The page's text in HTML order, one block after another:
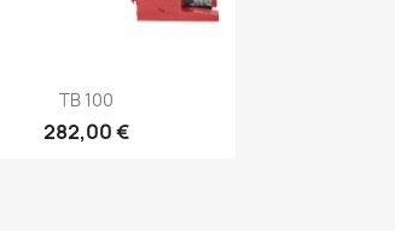
Anteprima
TB 100
282,00 €